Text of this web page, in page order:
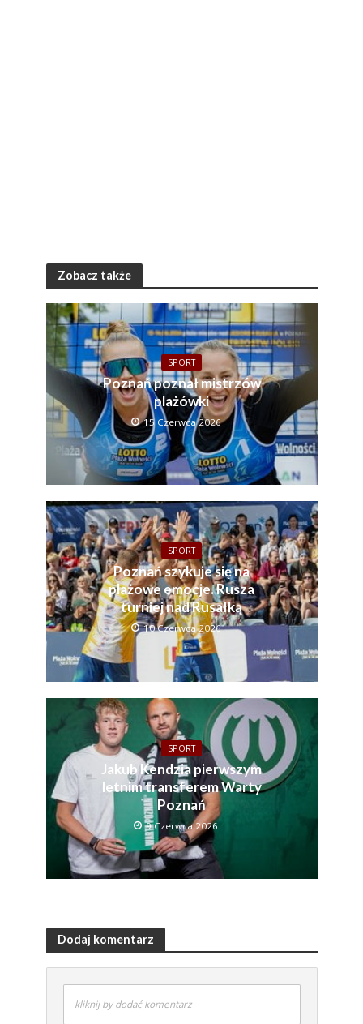
Zobacz także
SPORT
Poznań poznał mistrzów
plażówki
15 Czerwca 2026
SPORT
Poznań szykuje się na
plażowe emocje. Rusza
turniej nad Rusałką
10 Czerwca 2026
SPORT
Jakub Kendzia pierwszym
letnim transferem Warty
Poznań
9 Czerwca 2026
Dodaj komentarz
kliknij by dodać komentarz